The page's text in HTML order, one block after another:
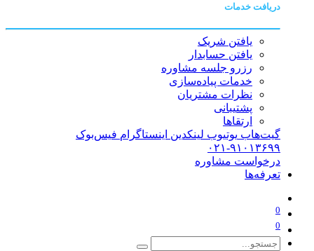
دریافت خدمات
یافتن شریک
یافتن حسابدار
رزرو جلسه مشاوره
خدمات پیاده‌سازی
نظرات مشتریان
پشتیبانی
ارتقاها
گیت‌هاب یوتیوب لینکدین اینستاگرام فیس‌بوک
۰۲۱-۹۱۰۱۳۶۹۹
درخواست مشاوره
تعرفه‌ها
0
0